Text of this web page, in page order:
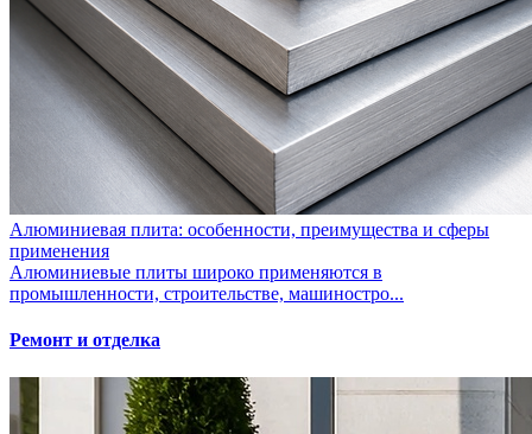
Алюминиевая плита: особенности, преимущества и сферы
применения
Алюминиевые плиты широко применяются в
промышленности, строительстве, машиностро...
Ремонт и отделка